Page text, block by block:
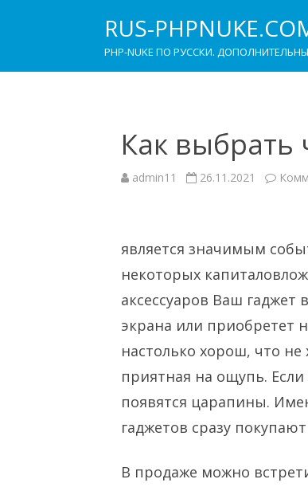
RUS-
PHP-NUKE ПО РУССКИ.
Как выбрать
admin11 26.11.2021
является значимым
некоторых
аксессуаров Ваш
экрана или приобретет
настолько хорош, что не
приятная на ощупь.
появятся царапины.
гаджетов сразу
В продаже можно